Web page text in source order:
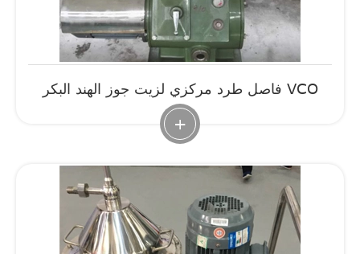
فاصل طرد مركزي لزيت جوز الهند البكر VCO
+